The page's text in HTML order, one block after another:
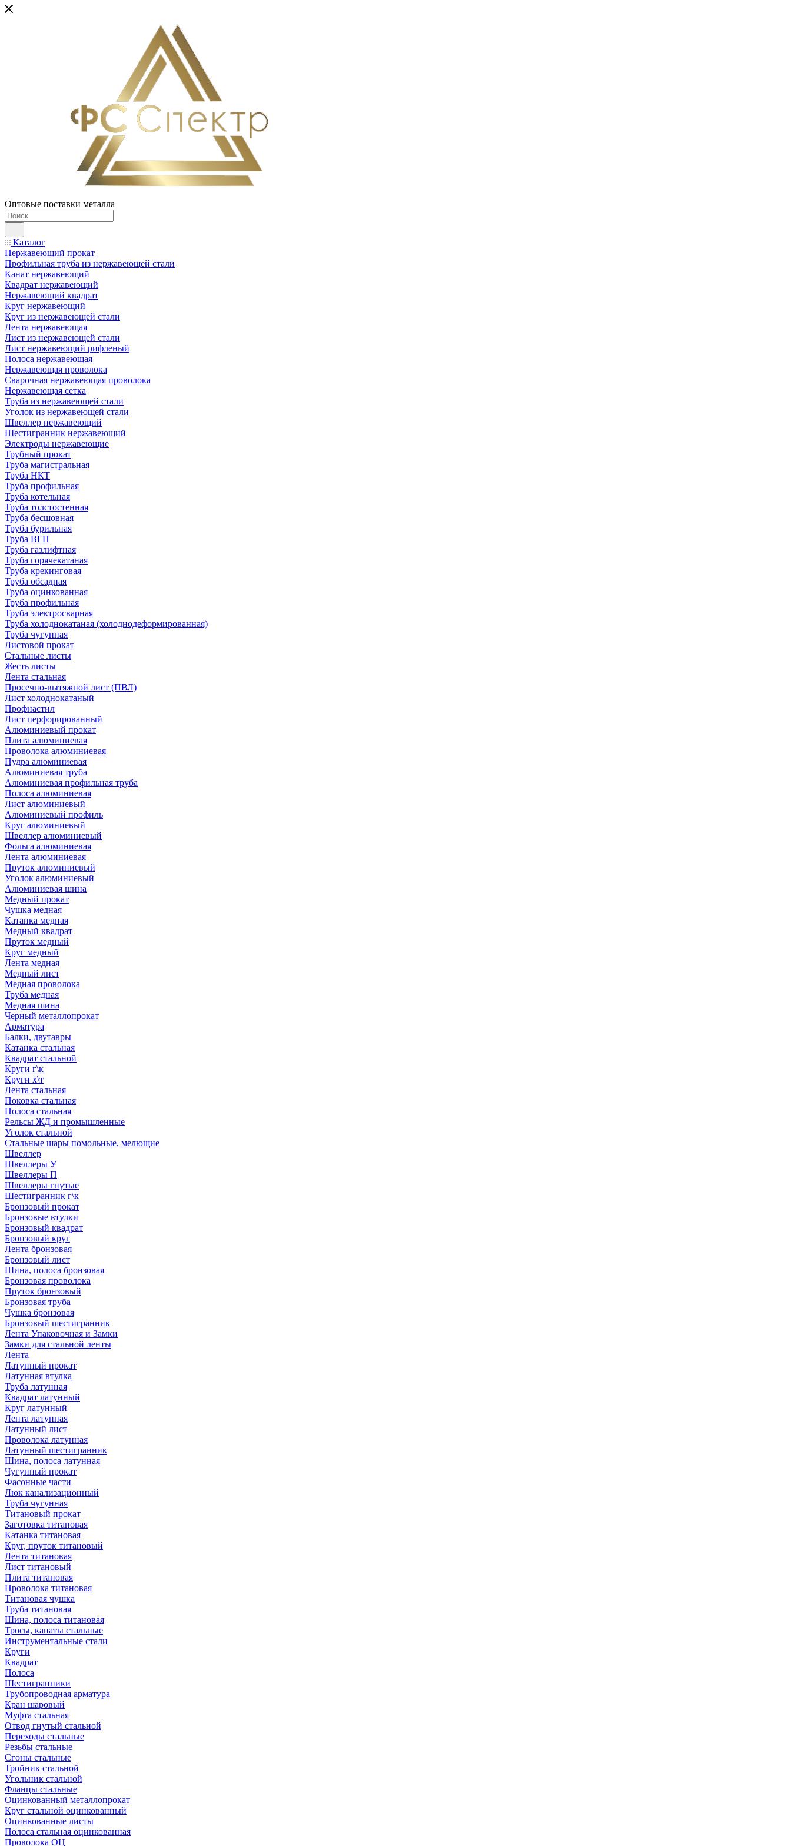
Оптовые поставки металла
Каталог
Нержавеющий прокат
Профильная труба из нержавеющей стали
Канат нержавеющий
Квадрат нержавеющий
Нержавеющий квадрат
Круг нержавеющий
Круг из нержавеющей стали
Лента нержавеющая
Лист из нержавеющей стали
Лист нержавеющий рифленый
Полоса нержавеющая
Нержавеющая проволока
Сварочная нержавеющая проволока
Нержавеющая сетка
Труба из нержавеющей стали
Уголок из нержавеющей стали
Швеллер нержавеющий
Шестигранник нержавеющий
Электроды нержавеющие
Трубный прокат
Труба магистральная
Труба НКТ
Труба профильная
Труба котельная
Труба толстостенная
Труба бесшовная
Труба бурильная
Труба ВГП
Труба газлифтная
Труба горячекатаная
Труба крекинговая
Труба обсадная
Труба оцинкованная
Труба профильная
Труба электросварная
Труба холоднокатаная (холоднодеформированная)
Труба чугунная
Листовой прокат
Стальные листы
Жесть листы
Лента стальная
Просечно-вытяжной лист (ПВЛ)
Лист холоднокатаный
Профнастил
Лист перфорированный
Алюминиевый прокат
Плита алюминиевая
Проволока алюминиевая
Пудра алюминиевая
Алюминиевая труба
Алюминиевая профильная труба
Полоса алюминиевая
Лист алюминиевый
Алюминиевый профиль
Круг алюминиевый
Швеллер алюминиевый
Фольга алюминиевая
Лента алюминиевая
Пруток алюминиевый
Уголок алюминиевый
Алюминиевая шина
Медный прокат
Чушка медная
Катанка медная
Медный квадрат
Пруток медный
Круг медный
Лента медная
Медный лист
Медная проволока
Труба медная
Медная шина
Черный металлопрокат
Арматура
Балки, двутавры
Катанка стальная
Квадрат стальной
Круги г\к
Круги х\т
Лента стальная
Поковка стальная
Полоса стальная
Рельсы ЖД и промышленные
Уголок стальной
Стальные шары помольные, мелющие
Швеллер
Швеллеры У
Швеллеры П
Швеллеры гнутые
Шестигранник г\к
Бронзовый прокат
Бронзовые втулки
Бронзовый квадрат
Бронзовый круг
Лента бронзовая
Бронзовый лист
Шина, полоса бронзовая
Бронзовая проволока
Пруток бронзовый
Бронзовая труба
Чушка бронзовая
Бронзовый шестигранник
Лента Упаковочная и Замки
Замки для стальной ленты
Лента
Латунный прокат
Латунная втулка
Труба латунная
Квадрат латунный
Круг латунный
Лента латунная
Латунный лист
Проволока латунная
Латунный шестигранник
Шина, полоса латунная
Чугунный прокат
Фасонные части
Люк канализационный
Труба чугунная
Титановый прокат
Заготовка титановая
Катанка титановая
Круг, пруток титановый
Лента титановая
Лист титановый
Плита титановая
Проволока титановая
Титановая чушка
Труба титановая
Шина, полоса титановая
Тросы, канаты стальные
Инструментальные стали
Круги
Квадрат
Полоса
Шестигранники
Трубопроводная арматура
Кран шаровый
Муфта стальная
Отвод гнутый стальной
Переходы стальные
Резьбы стальные
Сгоны стальные
Тройник стальной
Угольник стальной
Фланцы стальные
Оцинкованный металлопрокат
Круг стальной оцинкованный
Оцинкованные листы
Полоса стальная оцинкованная
Проволока ОЦ